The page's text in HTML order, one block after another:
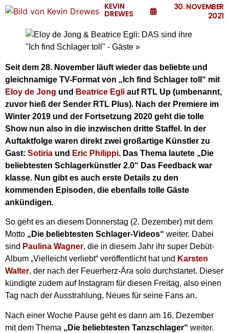
KEVIN
DREWES
30. NOVEMBER
2021
Seit dem 28. November läuft wieder das beliebte und
gleichnamige TV-Format von „Ich find Schlager toll“ mit
Eloy de Jong und Beatrice Egli auf RTL Up (umbenannt,
zuvor hieß der Sender RTL Plus). Nach der Premiere im
Winter 2019 und der Fortsetzung 2020 geht die tolle
Show nun also in die inzwischen dritte Staffel. In der
Auftaktfolge waren direkt zwei großartige Künstler zu
Gast: Sotiria und Eric Philippi. Das Thema lautete „Die
beliebtesten Schlagerkünstler 2.0“ Das Feedback war
klasse. Nun gibt es auch erste Details zu den
kommenden Episoden, die ebenfalls tolle Gäste
ankündigen.
So geht es an diesem Donnerstag (2. Dezember) mit dem
Motto „Die beliebtesten Schlager-Videos“ weiter. Dabei
sind Paulina Wagner, die in diesem Jahr ihr super Debüt-
Album „Vielleicht verliebt“ veröffentlicht hat und Karsten
Walter, der nach der Feuerherz-Ära solo durchstartet. Dieser
kündigte zudem auf Instagram für diesen Freitag, also einen
Tag nach der Ausstrahlung, Neues für seine Fans an.
Nach einer Woche Pause geht es dann am 16. Dezember
mit dem Thema „Die beliebtesten Tanzschlager“ weiter.